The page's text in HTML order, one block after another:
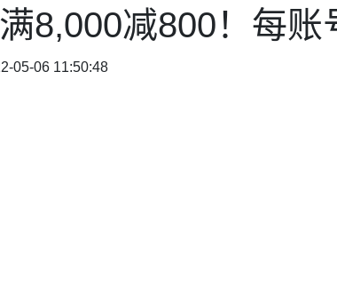
8,000减800！每账
05-06 11:50:48